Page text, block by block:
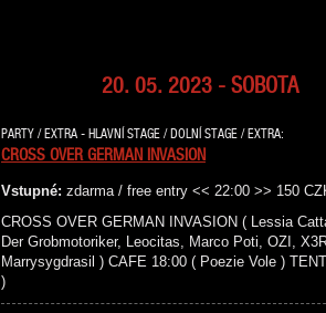
20. 05. 2023 - SOBOTA
PARTY / EXTRA - HLAVNÍ STAGE / DOLNÍ STAGE / EXTRA:
CROSS OVER GERMAN INVASION
Vstupné: zdarma / free entry << 22:00 >> 150
CROSS OVER GERMAN INVASION ( Lessia
Der Grobmotoriker, Leocitas, Marco Poti, OZI,
Marrysygdrasil ) CAFE 18:00 ( Poezie Vole )
)